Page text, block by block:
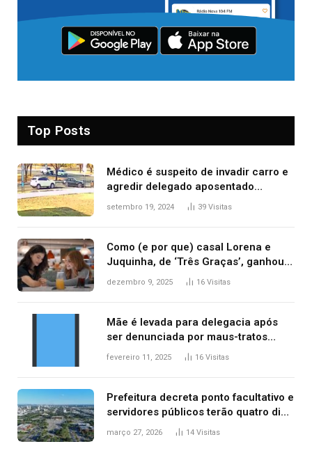
Top Posts
Médico é suspeito de invadir carro e
agredir delegado aposentado
durante confusão no trânsito
setembro 19, 2024 39 Visitas
Como (e por que) casal Lorena e
Juquinha, de ‘Três Graças’, ganhou
repercussão internacional
dezembro 9, 2025 16 Visitas
Mãe é levada para delegacia após
ser denunciada por maus-tratos
contra dois filhos, diz polícia
fevereiro 11, 2025 16 Visitas
Prefeitura decreta ponto facultativo e
servidores públicos terão quatro dias
de folga na Semana Santa
março 27, 2026 14 Visitas